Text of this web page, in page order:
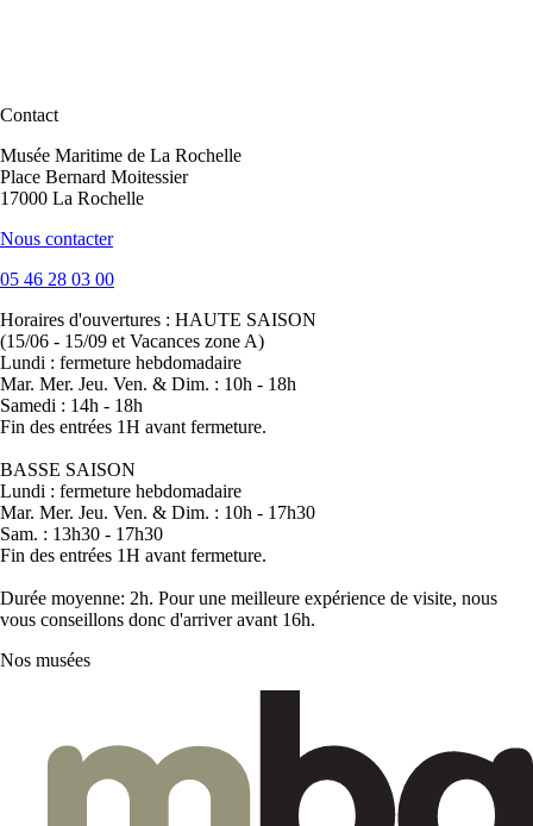
Contact
Musée Maritime de La Rochelle
Place Bernard Moitessier
17000 La Rochelle
Nous contacter
05 46 28 03 00
Horaires d'ouvertures : HAUTE SAISON
(15/06 - 15/09 et Vacances zone A)
Lundi : fermeture hebdomadaire
Mar. Mer. Jeu. Ven. & Dim. : 10h - 18h
Samedi : 14h - 18h
Fin des entrées 1H avant fermeture.
BASSE SAISON
Lundi : fermeture hebdomadaire
Mar. Mer. Jeu. Ven. & Dim. : 10h - 17h30
Sam. : 13h30 - 17h30
Fin des entrées 1H avant fermeture.
Durée moyenne: 2h. Pour une meilleure expérience de visite, nous
vous conseillons donc d'arriver avant 16h.
Nos musées